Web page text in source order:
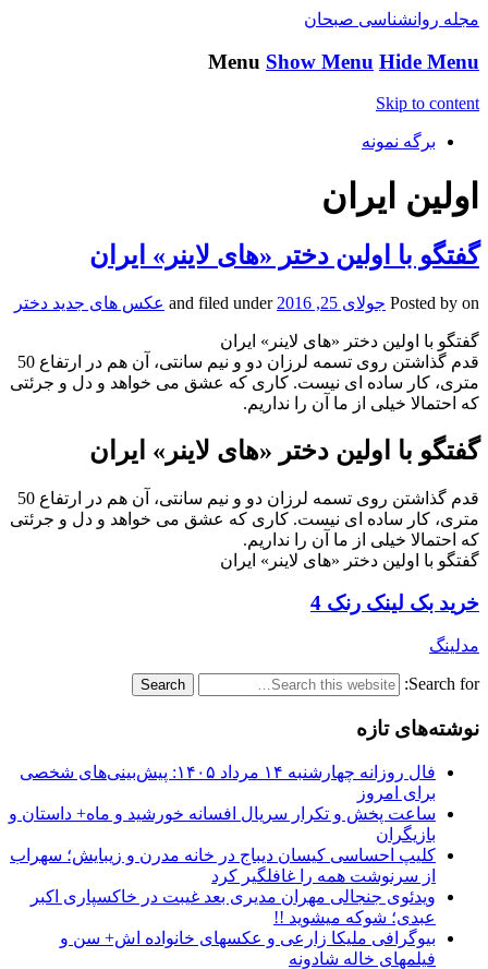
مجله روانشناسی صبحان
Menu Show Menu Hide Menu
Skip to content
برگه نمونه
اولین ایران
گفتگو با اولین دختر «های لاینر» ایران
Posted by on جولای 25, 2016 and filed under عکس های جدید دختر
گفتگو با اولین دختر «های لاینر» ایران
قدم گذاشتن روی تسمه لرزان دو و نیم سانتی، آن هم در ارتفاع 50
متری، کار ساده ای نیست. کاری که عشق می خواهد و دل و جرئتی
که احتمالا خیلی از ما آن را نداریم.
گفتگو با اولین دختر «های لاینر» ایران
قدم گذاشتن روی تسمه لرزان دو و نیم سانتی، آن هم در ارتفاع 50
متری، کار ساده ای نیست. کاری که عشق می خواهد و دل و جرئتی
که احتمالا خیلی از ما آن را نداریم.
گفتگو با اولین دختر «های لاینر» ایران
خرید بک لینک رنک 4
مدلینگ
Search for:
نوشته‌های تازه
فال روزانه چهارشنبه ۱۴ مرداد ۱۴۰۵: پیش‌بینی‌های شخصی
برای امروز
ساعت پخش و تکرار سریال افسانه خورشید و ماه+ داستان و
بازیگران
کلیپ احساسی کیسان دیباج در خانه مدرن و زیبایش؛ سهراب
از سرنوشت همه را غافلگیر کرد
ویدئوی جنجالی مهران مدیری بعد غیبت در خاکسپاری اکبر
عبدی؛ شوکه میشوید !!
بیوگرافی ملیکا زارعی و عکسهای خانواده اش+ سن و
فیلمهای خاله شادونه